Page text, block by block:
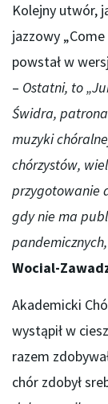
Kolejny utwór,
jazzowy
powstał w
– Ostatni, to
Świdra,
muzyki
chórzystów,
przygotowanie
gdy nie ma
Wocial-
Akademicki
wystąpił w
razem
chór zdobył